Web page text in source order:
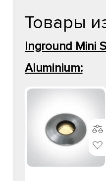
Товары
Inground Mini
Aluminium: